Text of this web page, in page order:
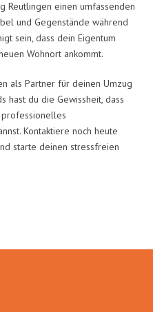
Reutlingen einen umfassenden
und Gegenstände während
sein, dass dein Eigentum
Wohnort ankommt.
als Partner für deinen Umzug
hast du die Gewissheit, dass
Kontaktiere noch heute
starte deinen stressfreien